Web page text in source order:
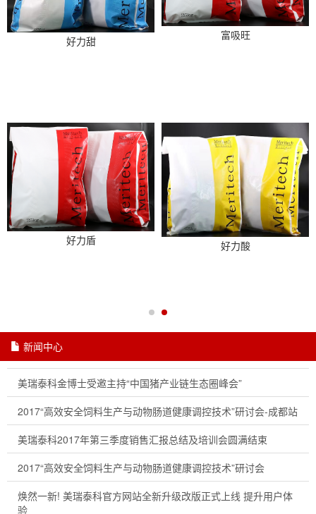
好力甜
好力盾
富吸旺
好力酸
新闻中心
美瑞泰科金博士受邀主持“中国猪产业链生态圈峰会”
2017“高效安全饲料生产与动物肠道健康调控技术”研讨会-成都站
美瑞泰科2017年第三季度销售汇报总结及培训会圆满结束
2017“高效安全饲料生产与动物肠道健康调控技术”研讨会
焕然一新! 美瑞泰科官方网站全新升级改版正式上线 提升用户体
验